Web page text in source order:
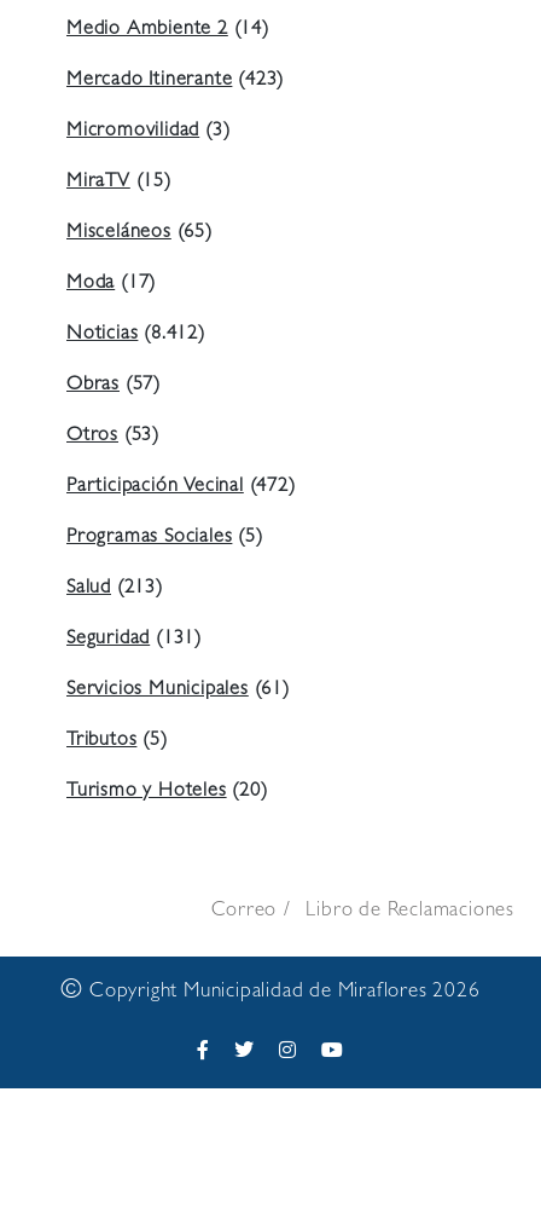
Medio Ambiente 2(14)
Mercado Itinerante (423)
Micromovilidad (3)
MiraTV (15)
Misceláneos (65)
Moda (17)
Noticias (8.412)
Obras (57)
Otros (53)
Participación Vecinal (472)
Programas Sociales (5)
Salud (213)
Seguridad (131)
Servicios Municipales (61)
Tributos (5)
Turismo y Hoteles (20)
Correo Libro de Reclamaciones
© Copyright Municipalidad de Miraflores 2026